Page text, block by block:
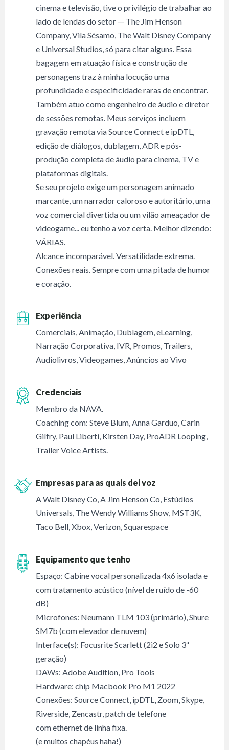
cinema e televisão, tive o privilégio de trabalhar ao
lado de lendas do setor — The Jim Henson
Company, Vila Sésamo, The Walt Disney Company
e Universal Studios, só para citar alguns. Essa
bagagem em atuação física e construção de
personagens traz à minha locução uma
profundidade e especificidade raras de encontrar.
Também atuo como engenheiro de áudio e diretor
de sessões remotas. Meus serviços incluem
gravação remota via Source Connect e ipDTL,
edição de diálogos, dublagem, ADR e pós-
produção completa de áudio para cinema, TV e
plataformas digitais.
Se seu projeto exige um personagem animado
marcante, um narrador caloroso e autoritário, uma
voz comercial divertida ou um vilão ameaçador de
videogame... eu tenho a voz certa. Melhor dizendo:
VÁRIAS.
Alcance incomparável. Versatilidade extrema.
Conexões reais. Sempre com uma pitada de humor
e coração.
Experiência
Comerciais, Animação, Dublagem, eLearning,
Narração Corporativa, IVR, Promos, Trailers,
Audiolivros, Videogames, Anúncios ao Vivo
Credenciais
Membro da NAVA.
Coaching com: Steve Blum, Anna Garduo, Carin
Gilfry, Paul Liberti, Kirsten Day, ProADR Looping,
Trailer Voice Artists.
Empresas para as quais dei voz
A Walt Disney Co, A Jim Henson Co, Estúdios
Universals, The Wendy Williams Show, MST3K,
Taco Bell, Xbox, Verizon, Squarespace
Equipamento que tenho
Espaço: Cabine vocal personalizada 4x6 isolada e
com tratamento acústico (nível de ruído de -60
dB)
Microfones: Neumann TLM 103 (primário), Shure
SM7b (com elevador de nuvem)
Interface(s): Focusrite Scarlett (2i2 e Solo 3ª
geração)
DAWs: Adobe Audition, Pro Tools
Hardware: chip Macbook Pro M1 2022
Conexões: Source Connect, ipDTL, Zoom, Skype,
Riverside, Zencastr, patch de telefone
com ethernet de linha fixa.
(e muitos chapéus haha!)